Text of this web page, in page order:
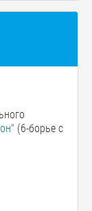
(6-борье с